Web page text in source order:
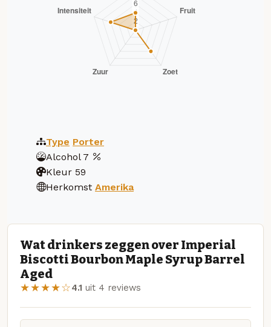
Type Porter
Alcohol 7
Kleur 59
Herkomst Amerika
Wat drinkers zeggen over Imperial
Biscotti Bourbon Maple Syrup Barrel
Aged
★★★★☆4.1 uit 4 reviews